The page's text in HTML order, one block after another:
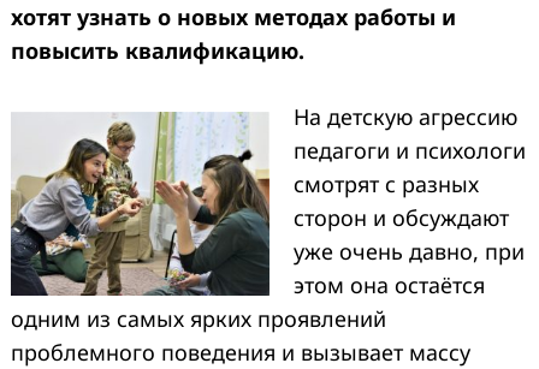
хотят узнать о новых методах работы и
повысить квалификацию.
На детскую агрессию
педагоги и психологи
смотрят с разных
сторон и обсуждают
уже очень давно, при
этом она остаётся
одним из самых ярких проявлений
проблемного поведения и вызывает массу